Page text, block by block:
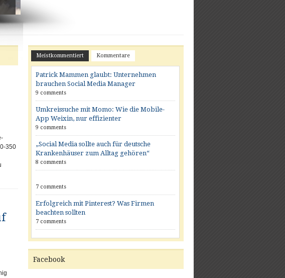
350
Meistkommentiert Kommentare
Patrick Mammen glaubt: Unternehmen
brauchen Social Media Manager
9 comments
Umkreissuche mit Momo: Wie die Mobile-
App Weixin, nur effizienter
9 comments
„Social Media sollte auch für deutsche
Krankenhäuser zum Alltag gehören“
8 comments
7 comments
Erfolgreich mit Pinterest? Was Firmen
beachten sollten
7 comments
Facebook